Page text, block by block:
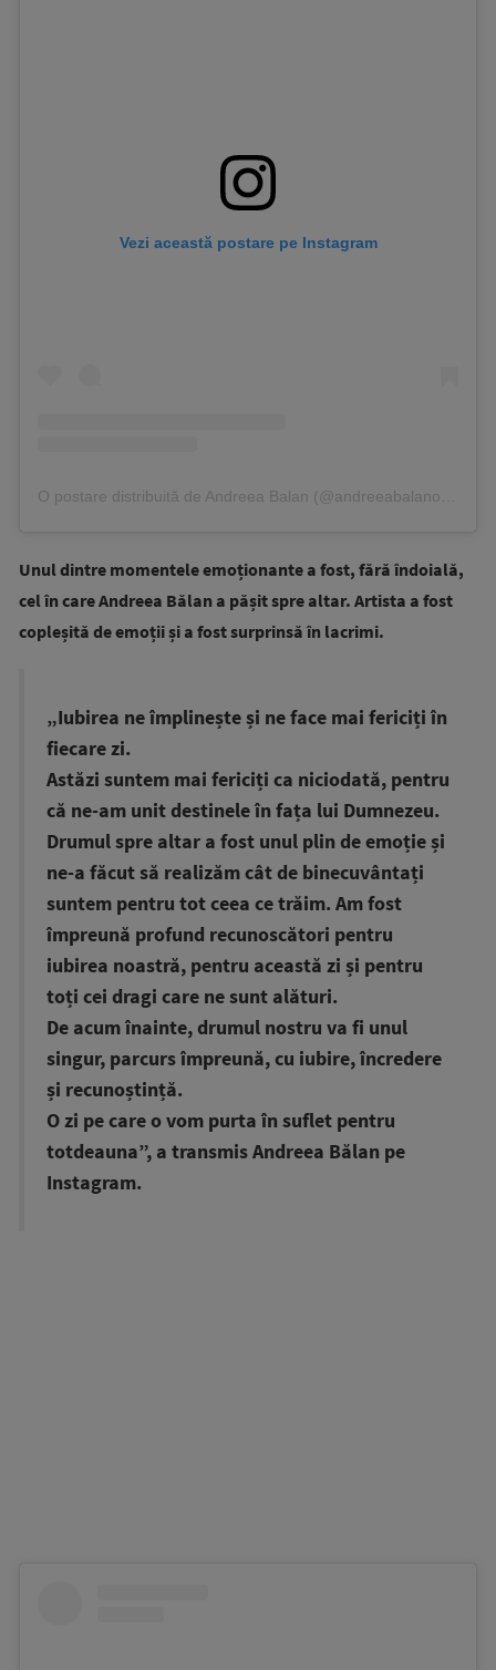
Vezi această postare pe Instagram
Unul dintre momentele emoționante a fost, fără îndoială,
cel în care Andreea Bălan a pășit spre altar. Artista a fost
copleșită de emoții și a fost surprinsă în lacrimi.
„Iubirea ne împlinește și ne face mai fericiți în
fiecare zi.
Astăzi suntem mai fericiți ca niciodată, pentru
că ne-am unit destinele în fața lui Dumnezeu.
Drumul spre altar a fost unul plin de emoție și
ne-a făcut să realizăm cât de binecuvântați
suntem pentru tot ceea ce trăim. Am fost
împreună profund recunoscători pentru
iubirea noastră, pentru această zi și pentru
toți cei dragi care ne sunt alături.
De acum înainte, drumul nostru va fi unul
singur, parcurs împreună, cu iubire, încredere
și recunoștință.
O zi pe care o vom purta în suflet pentru
totdeauna”, a transmis Andreea Bălan pe
Instagram.